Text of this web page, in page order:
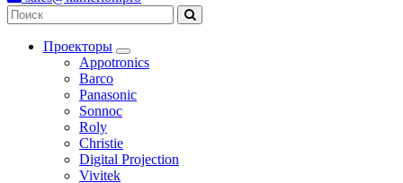
Проекторы
Appotronics
Barco
Panasonic
Sonnoc
Roly
Christie
Digital Projection
Vivitek